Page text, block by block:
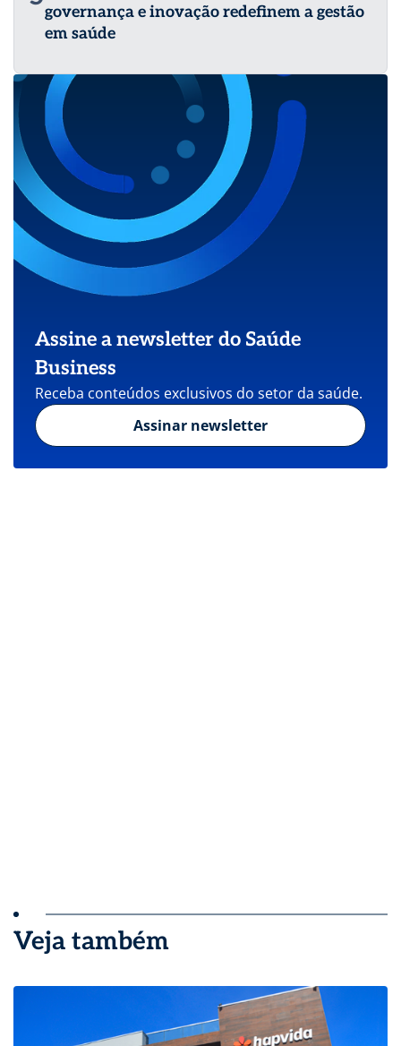
governança e inovação redefinem a gestão
em saúde
Assine a newsletter do Saúde
Business
Receba conteúdos exclusivos do setor da saúde.
Assinar newsletter
Veja também